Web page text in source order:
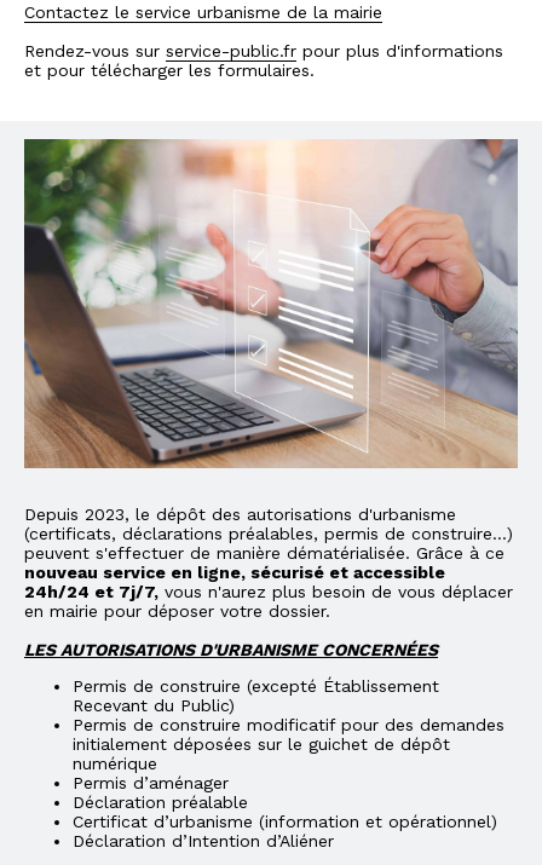
Contactez le service urbanisme de la mairie
Rendez-vous sur service-public.fr pour plus d'informations
et pour télécharger les formulaires.
Depuis 2023, le dépôt des autorisations d'urbanisme
(certificats, déclarations préalables, permis de construire...)
peuvent s'effectuer de manière dématérialisée. Grâce à ce
nouveau service en ligne, sécurisé et accessible
24h/24 et 7j/7, vous n'aurez plus besoin de vous déplacer
en mairie pour déposer votre dossier.
LES AUTORISATIONS D'URBANISME CONCERNÉES
Permis de construire (excepté Établissement
Recevant du Public)
Permis de construire modificatif pour des demandes
initialement déposées sur le guichet de dépôt
numérique
Permis d’aménager
Déclaration préalable
Certificat d’urbanisme (information et opérationnel)
Déclaration d’Intention d’Aliéner